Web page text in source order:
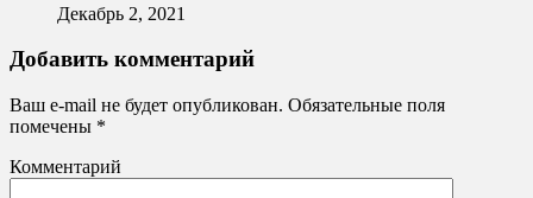
Декабрь 2, 2021
Добавить комментарий
Ваш e-mail не будет опубликован. Обязательные поля
помечены *
Комментарий